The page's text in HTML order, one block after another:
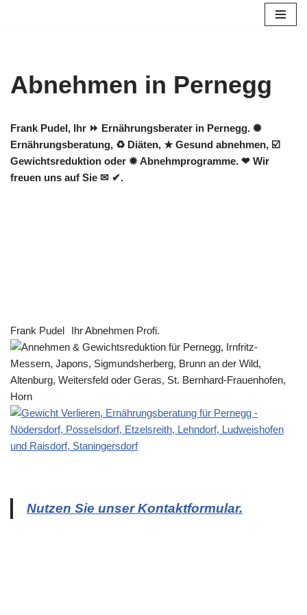
Abnehmen in Pernegg
Frank Pudel, Ihr ⏩ Ernährungsberater in Pernegg. ✺
Ernährungsberatung, ♻ Diäten, ★ Gesund abnehmen, ☑️
Gewichtsreduktion oder ✹ Abnehmprogramme. ❤ Wir
freuen uns auf Sie ✉ ✔.
Frank Pudel Ihr Abnehmen Profi.
Nutzen Sie unser Kontaktformular.